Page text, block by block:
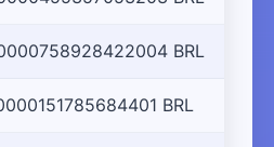
BRL
BRL